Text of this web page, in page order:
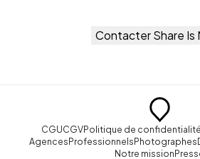
Contacter Share Is
CGUCGVPolitique de confidentialité
AgencesProfessionnelsPhotographes
Notre mission